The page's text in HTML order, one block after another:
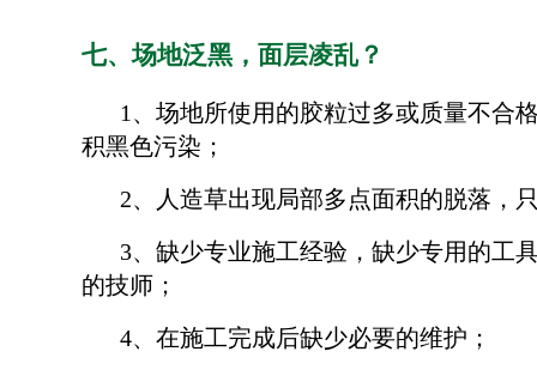
七、场地泛黑，面层凌乱？
1、场地所使用的胶粒过多或质量不合
积黑色污染；
2、人造草出现局部多点面积的脱落，
3、缺少专业施工经验，缺少专用的工
的技师；
4、在施工完成后缺少必要的维护；